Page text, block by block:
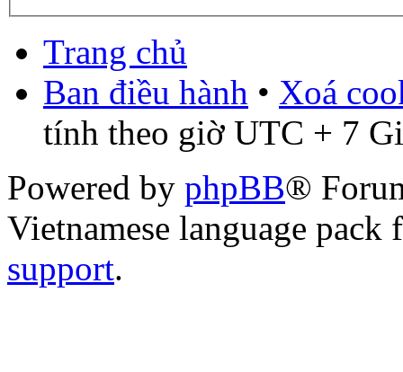
Trang chủ
Ban điều hành • Xoá
tính theo giờ UTC + 7
Powered by phpBB®
Vietnamese language
support.